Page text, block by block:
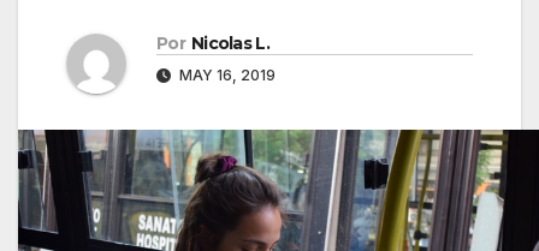
Por Nicolas L.
MAY 16, 2019